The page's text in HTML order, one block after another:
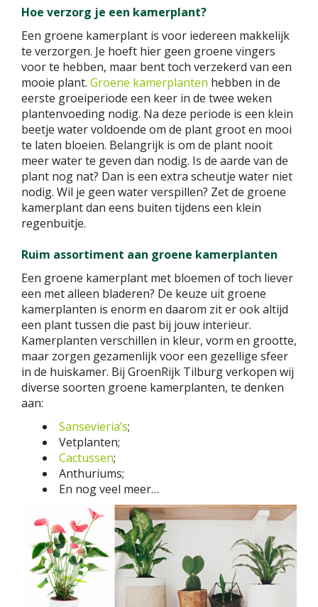
Hoe verzorg je een kamerplant?
Een groene kamerplant is voor iedereen makkelijk
te verzorgen. Je hoeft hier geen groene vingers
voor te hebben, maar bent toch verzekerd van een
mooie plant. Groene kamerplanten hebben in de
eerste groeiperiode een keer in de twee weken
plantenvoeding nodig. Na deze periode is een klein
beetje water voldoende om de plant groot en mooi
te laten bloeien. Belangrijk is om de plant nooit
meer water te geven dan nodig. Is de aarde van de
plant nog nat? Dan is een extra scheutje water niet
nodig. Wil je geen water verspillen? Zet de groene
kamerplant dan eens buiten tijdens een klein
regenbuitje.
Ruim assortiment aan groene kamerplanten
Een groene kamerplant met bloemen of toch liever
een met alleen bladeren? De keuze uit groene
kamerplanten is enorm en daarom zit er ook altijd
een plant tussen die past bij jouw interieur.
Kamerplanten verschillen in kleur, vorm en grootte,
maar zorgen gezamenlijk voor een gezellige sfeer
in de huiskamer. Bij GroenRijk Tilburg verkopen wij
diverse soorten groene kamerplanten, te denken
aan:
Sansevieria’s;
Vetplanten;
Cactussen;
Anthuriums;
En nog veel meer…